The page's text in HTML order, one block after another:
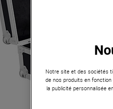
Notre site et des sociétés
de nos produits en
la publicité personnalisée